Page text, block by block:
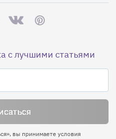
с лучшими статьями
вы принимаете условия